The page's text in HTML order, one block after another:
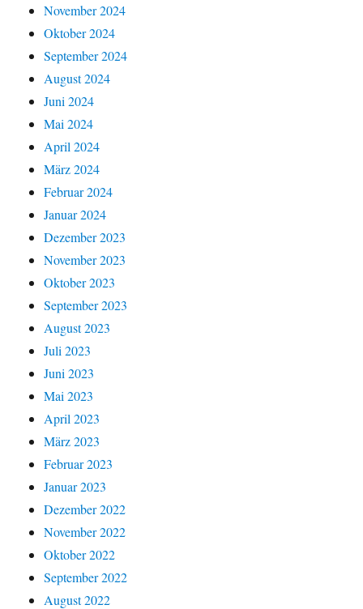
November 2024
Oktober 2024
September 2024
August 2024
Juni 2024
Mai 2024
April 2024
März 2024
Februar 2024
Januar 2024
Dezember 2023
November 2023
Oktober 2023
September 2023
August 2023
Juli 2023
Juni 2023
Mai 2023
April 2023
März 2023
Februar 2023
Januar 2023
Dezember 2022
November 2022
Oktober 2022
September 2022
August 2022